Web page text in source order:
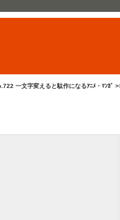
一文字変えると駄作になるｱﾆﾒ・ﾏﾝｶﾞ